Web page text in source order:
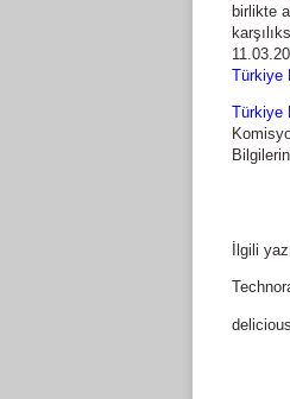
birlikte
Türkiye
Türkiye
İlgili